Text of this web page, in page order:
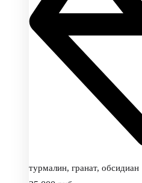
турмалин, гранат, обсидиан